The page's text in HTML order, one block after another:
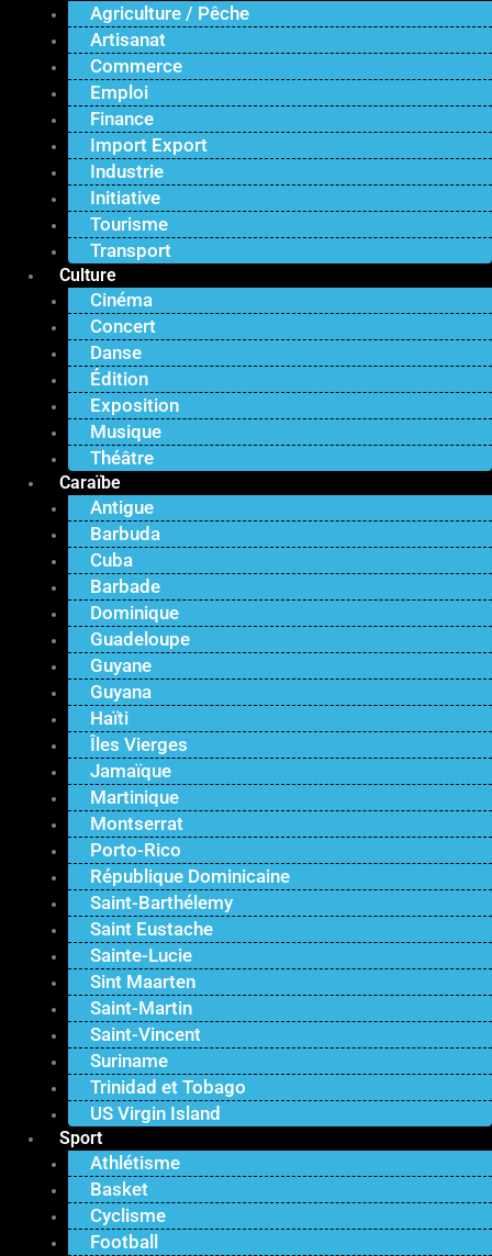
Agriculture / Pêche
Artisanat
Commerce
Emploi
Finance
Import Export
Industrie
Initiative
Tourisme
Transport
Culture
Cinéma
Concert
Danse
Édition
Exposition
Musique
Théâtre
Caraïbe
Antigue
Barbuda
Cuba
Barbade
Dominique
Guadeloupe
Guyane
Guyana
Haïti
Îles Vierges
Jamaïque
Martinique
Montserrat
Porto-Rico
République Dominicaine
Saint-Barthélemy
Saint Eustache
Sainte-Lucie
Sint Maarten
Saint-Martin
Saint-Vincent
Suriname
Trinidad et Tobago
US Virgin Island
Sport
Athlétisme
Basket
Cyclisme
Football